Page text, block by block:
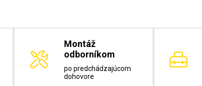
Montáž
odborníkom
po predchádzajúcom
dohovore